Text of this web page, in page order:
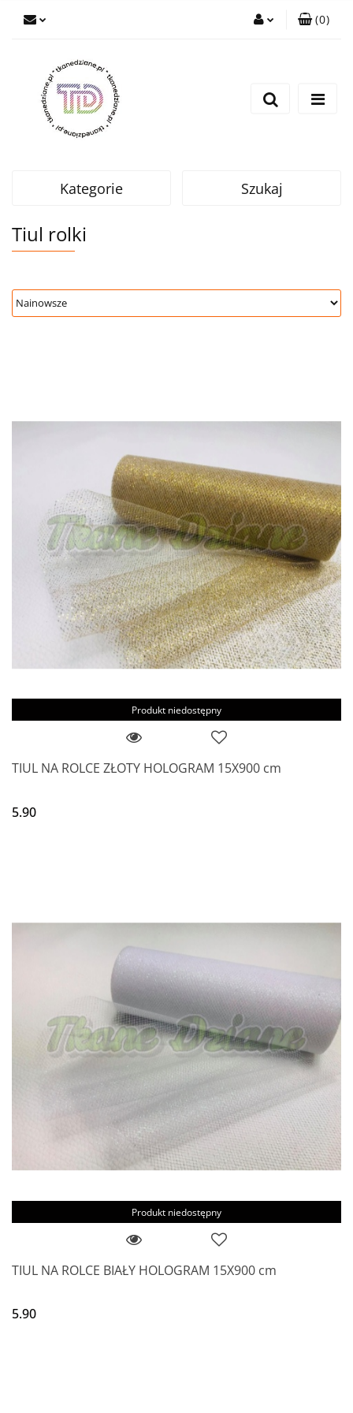
Wyślij e-mail
(0)
Kategorie Szukaj
Tiul rolki
Produkt niedostępny
TIUL NA ROLCE ZŁOTY HOLOGRAM 15X900 cm
5.90
Produkt niedostępny
TIUL NA ROLCE BIAŁY HOLOGRAM 15X900 cm
5.90